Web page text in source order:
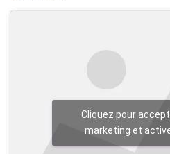
Cliquez pour
marketing et